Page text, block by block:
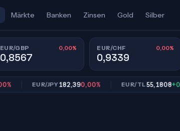
Märkte Banken Zinsen Gold Silber
EUR/GBP 0,00%
0,8567
EUR/CHF 0,00%
0,9339
EUR/JPY182,390,00% EUR/TL55,1808+0,07%